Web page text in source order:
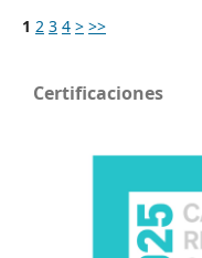
1 2 3 4 > >>
Certificaciones